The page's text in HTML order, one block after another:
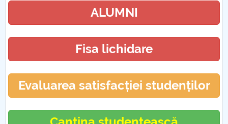
ALUMNI
Fisa lichidare
Evaluarea satisfacției studenților